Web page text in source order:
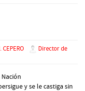
CEPERO
Director de
y se le castiga sin